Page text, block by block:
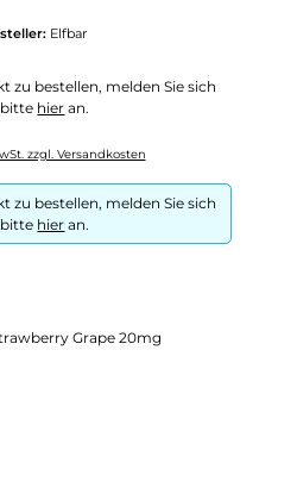
Elfbar
zu bestellen, melden Sie sich
bitte hier an.
zzgl. Versandkosten
zu bestellen, melden Sie sich
bitte hier an.